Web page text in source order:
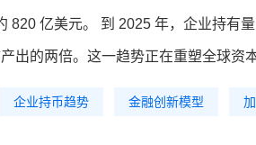
820 亿美元。 到 2025 年，企业持有
出的两倍。这一趋势正在重塑全球资
企业持币趋势 金融创新模型